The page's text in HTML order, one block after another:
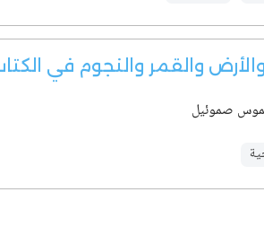
والقمر والنجوم في
صموئيل